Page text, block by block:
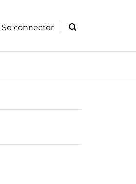
Se connecter